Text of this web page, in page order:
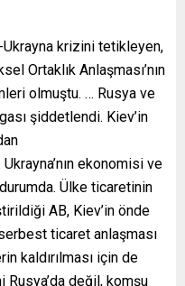
Ukrayna krizini tetikleyen,
Ortaklık Anlaşması’nın
olmuştu. … Rusya ve
şiddetlendi. Kiev’in
Ukrayna’nın ekonomisi ve
Ülke ticaretinin
AB, Kiev’in önde
ticaret anlaşması
kaldırılması için de
Rusya’da değil, komşu